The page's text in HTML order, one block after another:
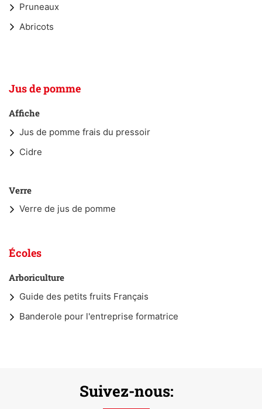
Pruneaux
Abricots
Jus de pomme
Affiche
Jus de pomme frais du pressoir
Cidre
Verre
Verre de jus de pomme
Écoles
Arboriculture
Guide des petits fruits Français
Banderole pour l'entreprise formatrice
Suivez-nous: